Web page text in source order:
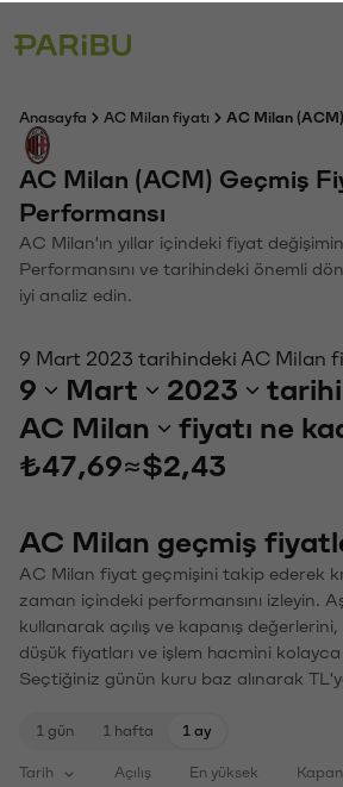
Anasayfa AC Milan fiyatı AC Milan
AC Milan (ACM) Geçmiş
Performansı
AC Milan'ın yıllar içindeki fiyat
Performansını ve tarihindeki önemli
iyi analiz edin.
9 Mart 2023 tarihindeki AC Milan
9 Mart 2023
AC Milan
fiyatı ne
₺47,69≈$2,43
AC Milan geçmiş
AC Milan fiyat geçmişini takip ederek
zaman içindeki performansını izleyin.
kullanarak açılış ve kapanış
düşük fiyatları ve işlem hacmini
Seçtiğiniz günün kuru baz alınarak
1 gün 1 hafta 1 ay
Tarih Açılış En yüksek